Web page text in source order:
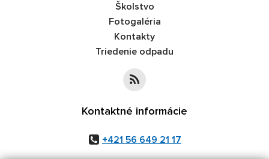
Školstvo
Fotogaléria
Kontakty
Triedenie odpadu
Kontaktné informácie
+421 56 649 21 17